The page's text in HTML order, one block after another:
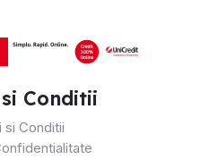
Conditii
si Conditii